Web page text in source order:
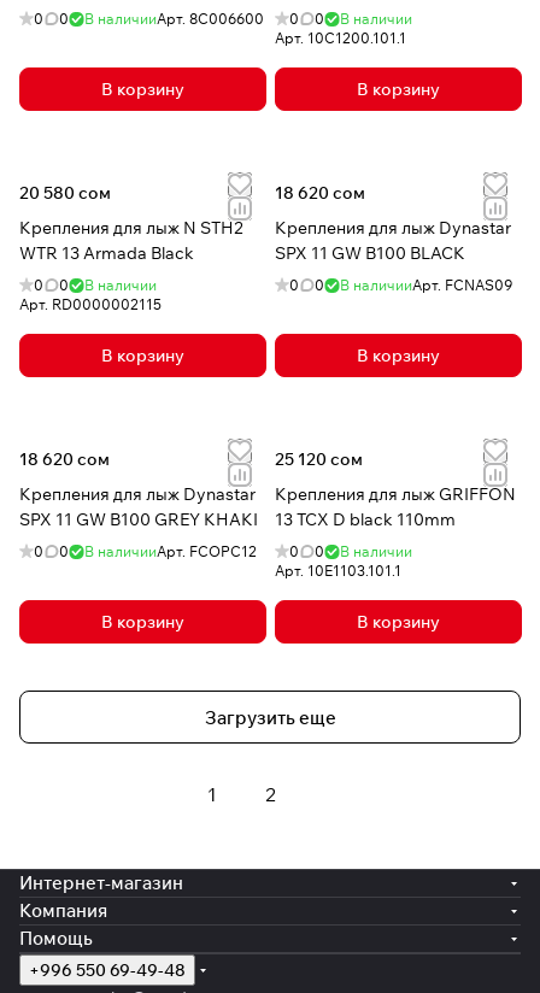
0 0 В наличииАрт. 8C006600
В корзину
0 0
В наличии
Арт. 10C1200.101.1
В корзину
20 580 сом
Крепления для лыж N STH2
WTR 13 Armada Black
0 0
В наличии
Арт. RD0000002115
В корзину
18 620 сом
Крепления для лыж Dynastar
SPX 11 GW B100 BLACK
0 0 В наличииАрт. FCNAS09
В корзину
18 620 сом
Крепления для лыж Dynastar
SPX 11 GW B100 GREY KHAKI
0 0 В наличииАрт. FCOPC12
В корзину
25 120 сом
Крепления для лыж GRIFFON
13 TCX D black 110mm
0 0
В наличии
Арт. 10E1103.101.1
В корзину
Загрузить еще
1 2
Интернет-магазин
Компания
Помощь
+996 550 69-49-48